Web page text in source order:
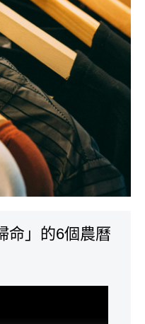
命」的6個農曆